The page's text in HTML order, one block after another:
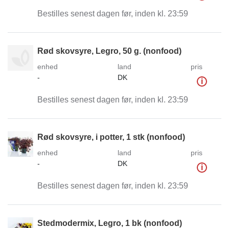
Bestilles senest dagen før, inden kl. 23:59
Rød skovsyre, Legro, 50 g. (nonfood)
enhed
-
land
DK
pris
i
Bestilles senest dagen før, inden kl. 23:59
Rød skovsyre, i potter, 1 stk (nonfood)
enhed
-
land
DK
pris
i
Bestilles senest dagen før, inden kl. 23:59
Stedmodermix, Legro, 1 bk (nonfood)